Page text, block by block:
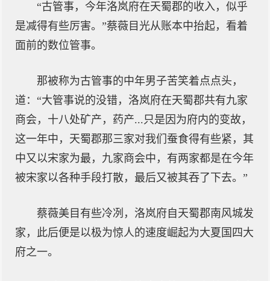
“古管事，今年洛岚府在天蜀郡的收入，似乎
是减得有些厉害。”蔡薇目光从账本中抬起，看着
面前的数位管事。
那被称为古管事的中年男子苦笑着点点头，
道：“大管事说的没错，洛岚府在天蜀郡共有九家
商会，十八处矿产，药产...只是因为府内的变故，
这一年中，天蜀郡那三家对我们蚕食得有些紧，其
中又以宋家为最，九家商会中，有两家都是在今年
被宋家以各种手段打散，最后又被其吞了下去。”
蔡薇美目有些冷冽，洛岚府自天蜀郡南风城发
家，此后便是以极为惊人的速度崛起为大夏国四大
府之一。